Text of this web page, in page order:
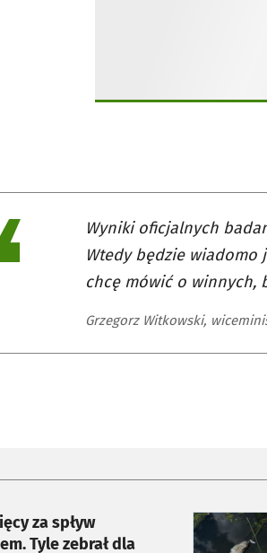
Wyniki oficjalnych
Wtedy będzie wiadomo
chcę mówić o winnych,
Grzegorz Witkowski,
za spływ
Tyle zebrał dla
otworzy